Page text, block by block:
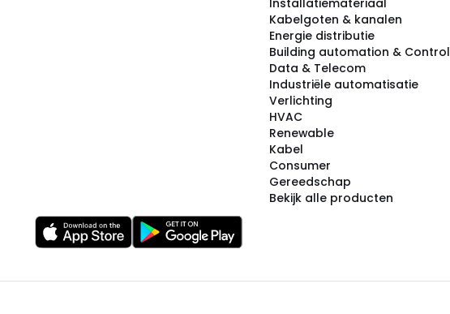
Installatiemateriaal
Kabelgoten & kanalen
Energie distributie
Building automation & Control
Data & Telecom
Industriële automatisatie
Verlichting
HVAC
Renewable
Kabel
Consumer
Gereedschap
Bekijk alle producten